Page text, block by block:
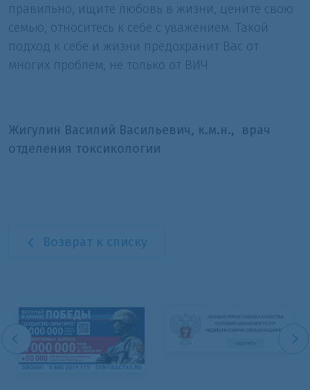
правильно, ищите любовь в жизни, цените свою
семью, относитесь к себе с уважением. Такой
подход к себе и жизни предохранит Вас от
многих проблем, не только от ВИЧ
Жигулин Василий Васильевич, к.м.н., врач
отделения токсикологии
Возврат к списку